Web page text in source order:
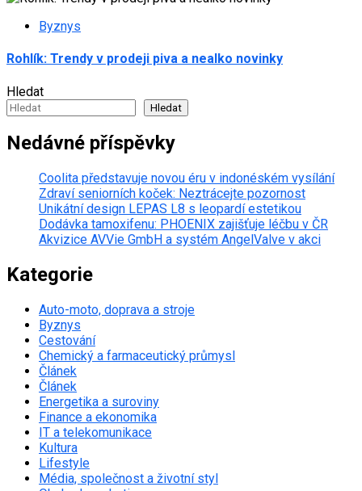
Byznys
Rohlík: Trendy v prodeji piva a nealko novinky
Hledat
Hledat
Nedávné příspěvky
Coolita představuje novou éru v indonéském vysílání
Zdraví seniorních koček: Neztrácejte pozornost
Unikátní design LEPAS L8 s leopardí estetikou
Dodávka tamoxifenu: PHOENIX zajišťuje léčbu v ČR
Akvizice AVVie GmbH a systém AngelValve v akci
Kategorie
Auto-moto, doprava a stroje
Byznys
Cestování
Chemický a farmaceutický průmysl
Článek
Článek
Energetika a suroviny
Finance a ekonomika
IT a telekomunikace
Kultura
Lifestyle
Média, společnost a životní styl